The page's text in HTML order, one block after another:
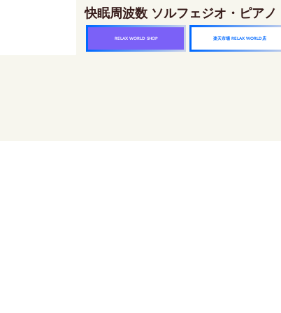
快眠周波数 ソルフェジオ・ピア
RELAX WORLD SHOP 楽天市場 RELAX WORLD店